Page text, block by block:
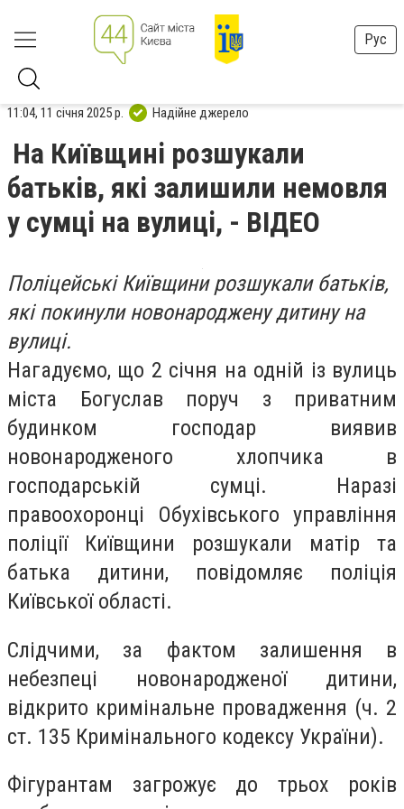
Рус
11:04, 11 січня 2025 р. Надійне джерело
На Київщині розшукали
батьків, які залишили немовля
у сумці на вулиці, - ВІДЕО
Поліцейські Київщини розшукали батьків,
які покинули новонароджену дитину на
вулиці.
Нагадуємо, що 2 січня на одній із вулиць
міста Богуслав поруч з приватним
будинком господар виявив
новонародженого хлопчика в
господарській сумці. Наразі
правоохоронці Обухівського управління
поліції Київщини розшукали матір та
батька дитини, повідомляє поліція
Київської області.
Слідчими, за фактом залишення в
небезпеці новонародженої дитини,
відкрито кримінальне провадження (ч. 2
ст. 135 Кримінального кодексу України).
Фігурантам загрожує до трьох років